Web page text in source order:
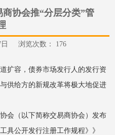
协会推“分层分类”管
日 浏览次数： 176
扩容，债券市场发行人的发行资
供给方的新规改革将极大地促进
会（以下简称交易商协会）发布
具公开发行注册工作规程》》